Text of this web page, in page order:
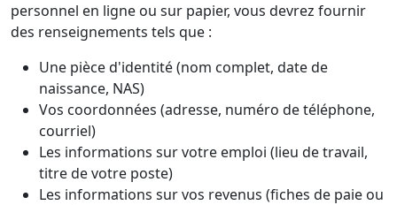
personnel en ligne ou sur papier, vous devrez fournir
des renseignements tels que :
Une pièce d'identité (nom complet, date de
naissance, NAS)
Vos coordonnées (adresse, numéro de téléphone,
courriel)
Les informations sur votre emploi (lieu de travail,
titre de votre poste)
Les informations sur vos revenus (fiches de paie ou